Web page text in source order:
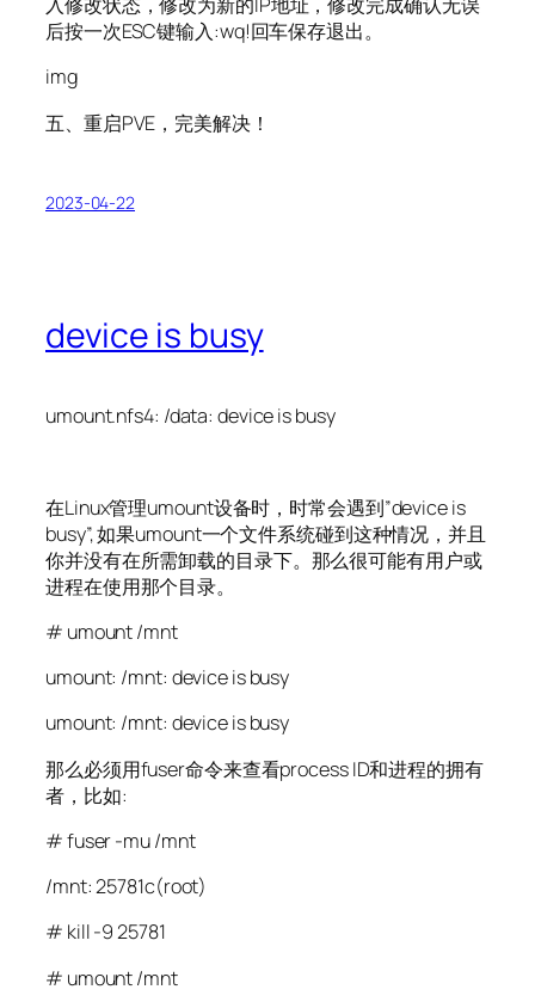
后按一次ESC键输入:wq!回车保存退出。
img
五、重启PVE，完美解决！
2023-04-22
device is busy
umount.nfs4: /data: device is busy
在Linux管理umount设备时，时常会遇到”device is
busy”, 如果umount一个文件系统碰到这种情况，并且
你并没有在所需卸载的目录下。那么很可能有用户或
进程在使用那个目录。
# umount /mnt
umount: /mnt: device is busy
umount: /mnt: device is busy
那么必须用fuser命令来查看process ID和进程的拥有
者，比如:
# fuser -mu /mnt
/mnt: 25781c(root)
# kill -9 25781
# umount /mnt